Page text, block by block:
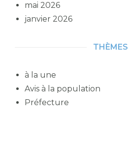
mai 2026
janvier 2026
THÈMES
à la une
Avis à la population
Préfecture